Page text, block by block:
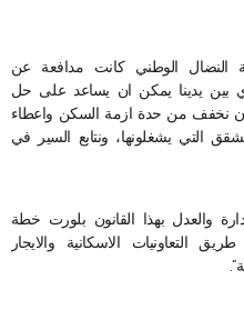
النضال الوطني كانت مدافعة عن
بين يدينا يمكن ان يساعد على حل
ان نخفف من حدة ازمة السكن واعطاء
التي يشغلونها، ونتابع السير في
والعدل بهذا القانون بلورت خطة
التعاونيات الاسكانية والايجار